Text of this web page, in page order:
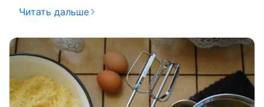
городе не осталось ни
Читать дальше